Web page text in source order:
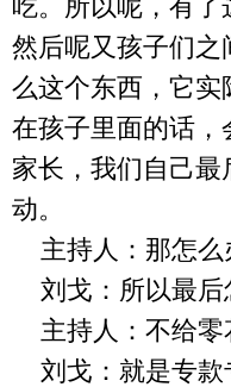
吃。所以呢，有
然后呢又孩子们
么这个东西，它
在孩子里面的话
家长，我们自己
动。
主持人：那怎么
刘戈：所以最
主持人：不给零
刘戈：就是专